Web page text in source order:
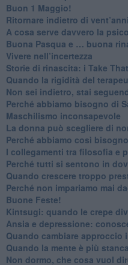
​Buon 1 Maggio!
Ritornare indietro di vent’anni
​A cosa serve davvero la
​Buona Pasqua e … buona
​Vivere nell’incertezza
​Storie di rinascita: i Take That
​Quando la rigidità del
​Non sei indietro, stai
​Perché abbiamo bisogno di
​Maschilismo inconsapevole
​La donna può scegliere di
​Perché abbiamo così
​I collegamenti tra filosofia e
​Perché tutti si sentono in
​Quando crescere troppo
​Perché non impariamo mai
​Buone Feste!
​Kintsugi: quando le crepe
Ansia e depressione:
Quando cambiare approccio
​Quando la mente è più
Non dormo, che cosa vuol